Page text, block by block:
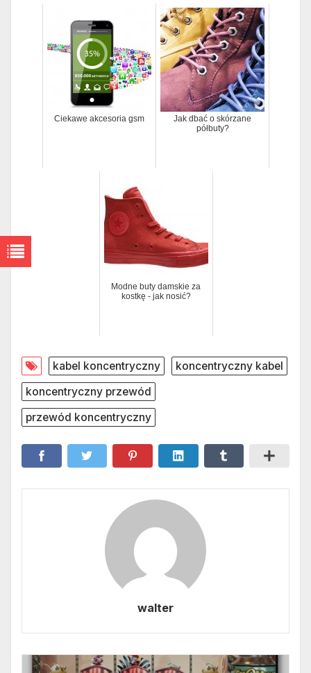
Ciekawe akcesoria gsm
Jak dbać o skórzane
półbuty?
Modne buty damskie za
kostkę - jak nosić?
kabel koncentryczny
koncentryczny kabel
koncentryczny przewód
przewód koncentryczny
walter